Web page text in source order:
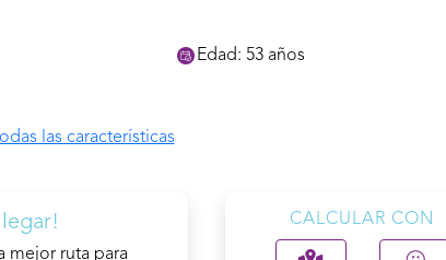
Edad: 53 años
las características
mejor ruta para
CALCULAR CON